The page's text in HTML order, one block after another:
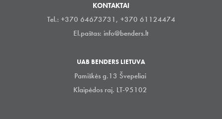
KONTAKTAI
Tel.: +370 64673731, +370 61124474
El.paštas: info@benders.lt
UAB BENDERS LIETUVA
Pamiškės g.13 Švepeliai
Klaipėdos raj. LT-95102